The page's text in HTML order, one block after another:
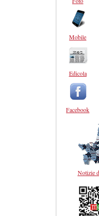
Mobile
Edicola
Facebook
Notizie